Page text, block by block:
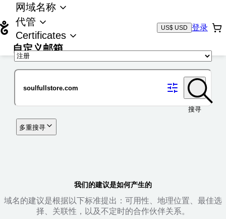
网域名称
代管
Certificates
自定义邮箱
US$ USD 登录
搜寻
多重搜寻
我们的建议是如何产生的
域名的建议是根据以下标准提出：可用性、地理位置、最佳选
择、关联性，以及不定时的合作伙伴关系。